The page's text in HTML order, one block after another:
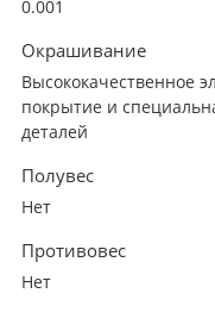
0.001
Окрашивание
Высококачественное
покрытие и
деталей
Полувес
Нет
Противовес
Нет